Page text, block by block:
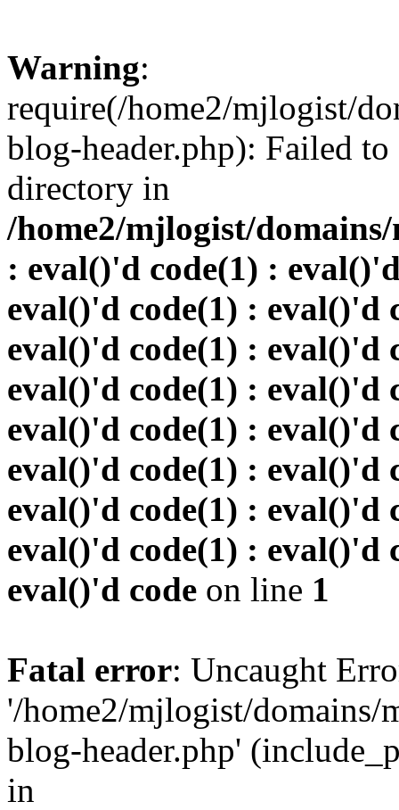
Warning:
require(/home2/mjlogist/
blog-header.php): Failed
directory in
/home2/mjlogist/
: eval()'d code(1) :
eval()'d code(1) : eval()'d
eval()'d code(1) : eval()'d
eval()'d code(1) : eval()'d
eval()'d code(1) : eval()'d
eval()'d code(1) : eval()'d
eval()'d code(1) : eval()'d
eval()'d code(1) : eval()'d
eval()'d code on line 1
Fatal error: Uncaught
'/home2/mjlogist/
blog-header.php'
in